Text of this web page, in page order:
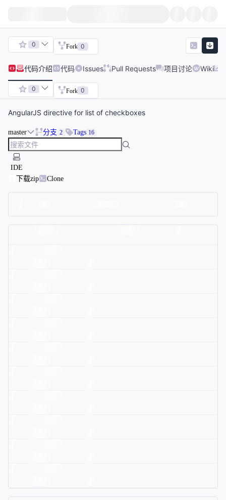
0 Fork 0
代码介绍 代码 Issues Pull Requests 项目讨论 Wiki
0 Fork 0
AngularJS directive for list of checkboxes
master 分支 2 Tags 16
IDE
下载zip
Clone